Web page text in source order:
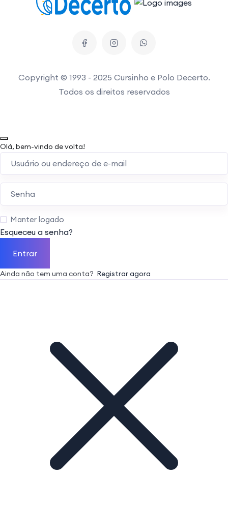
Copyright © 1993 - 2025 Cursinho e Polo Decerto.
Todos os direitos reservados
Olá, bem-vindo de volta!
Manter logado
Esqueceu a senha?
Entrar
Ainda não tem uma conta? Registrar agora